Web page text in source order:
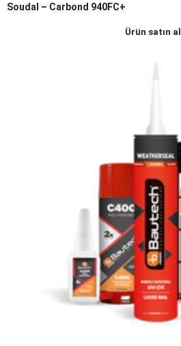
Soudal – Carbond 940FC+
Ürün satın al